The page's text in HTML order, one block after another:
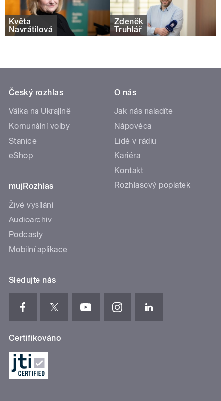
Květa
Navrátilová
Zdeněk
Truhlář
Český rozhlas
Válka na Ukrajině
Komunální volby
Stanice
eShop
mujRozhlas
Živé vysílání
Audioarchiv
Podcasty
Mobilní aplikace
O nás
Jak nás naladíte
Nápověda
Lidé v rádiu
Kariéra
Kontakt
Rozhlasový poplatek
Sledujte nás
Certifikováno